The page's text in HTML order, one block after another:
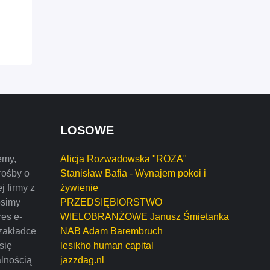
o
firmy z
e-
LOSOWE
Alicja Rozwadowska "ROZA"
Stanisław Bafia - Wynajem pokoi i
żywienie
PRZEDSIĘBIORSTWO
WIELOBRANŻOWE Janusz Śmietanka
NAB Adam Barembruch
lesikho human capital
jazzdag.nl